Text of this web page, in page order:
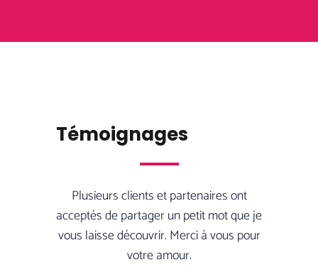
Témoignages
Plusieurs clients et partenaires ont
acceptés de partager un petit mot que je
vous laisse découvrir. Merci à vous pour
votre amour.